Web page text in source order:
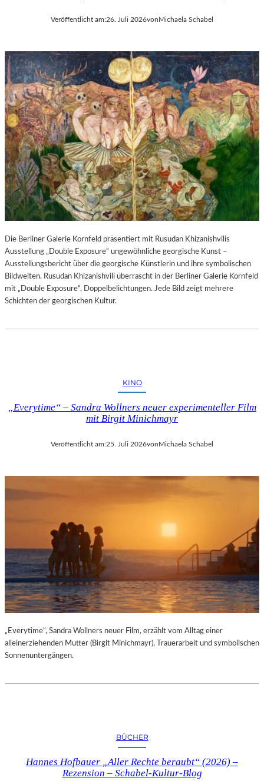
Veröffentlicht am:26. Juli 2026vonMichaela Schabel
Die Berliner Galerie Kornfeld präsentiert mit Rusudan Khizanishvilis
Ausstellung „Double Exposure“ ungewöhnliche georgische Kunst –
Ausstellungsbericht über die georgische Künstlerin und ihre symbolischen
Bildwelten. Rusudan Khizanishvili überrascht in der Berliner Galerie Kornfeld
mit „Double Exposure“, Doppelbelichtungen. Jede Bild zeigt mehrere
Schichten der georgischen Kultur.
KINO
„Everytime“ – Sandra Wollners neuer experimenteller Film
mit Birgit Minichmayr
Veröffentlicht am:25. Juli 2026vonMichaela Schabel
„Everytime“, Sandra Wollners neuer Film, erzählt vom Alltag einer
alleinerziehenden Mutter (Birgit Minichmayr), Trauerarbeit und symbolischen
Sonnenuntergängen.
BÜCHER
Hannes Hofbauer „Aller Rechte beraubt“ (2026) –
Rezension – Schabel-Kultur-Blog